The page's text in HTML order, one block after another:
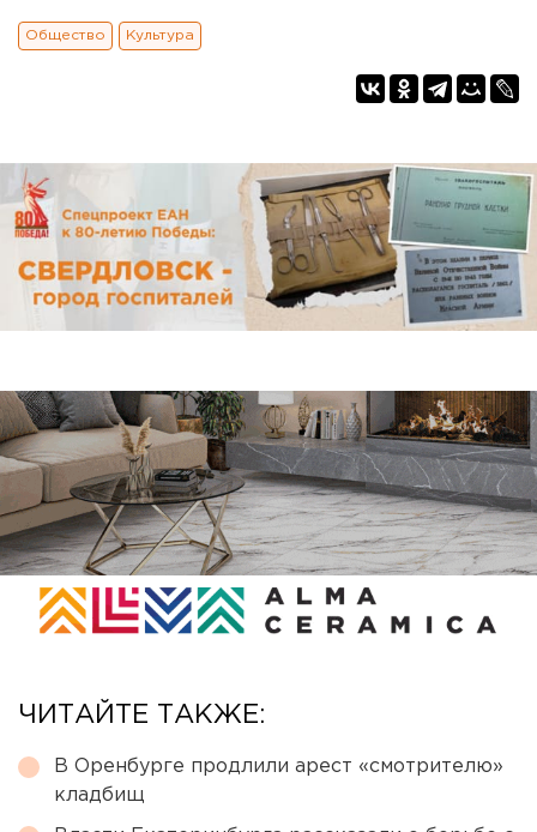
Общество Культура
ЧИТАЙТЕ ТАКЖЕ:
В Оренбурге продлили арест «смотрителю»
кладбищ